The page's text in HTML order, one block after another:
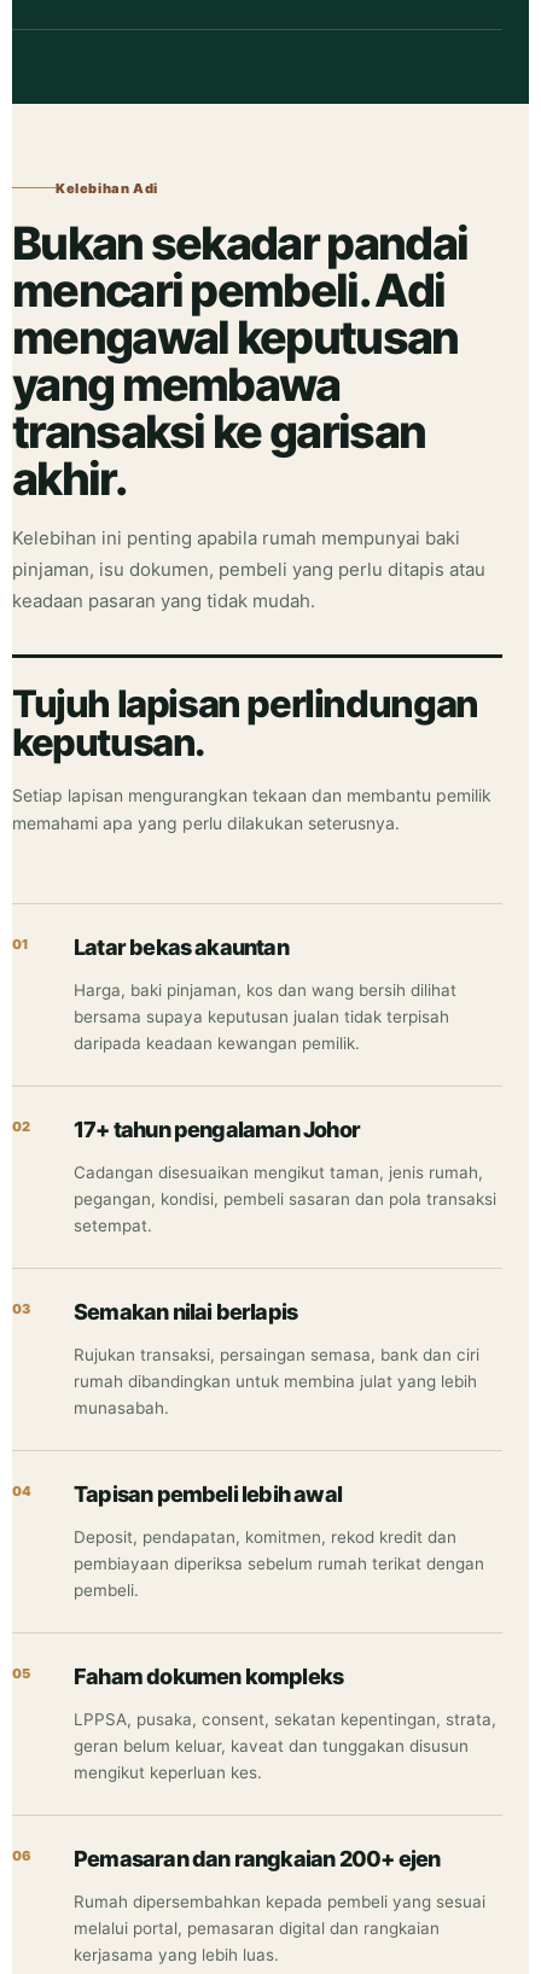
Kelebihan Adi
Bukan sekadar pandai
mencari pembeli. Adi
mengawal keputusan
yang membawa
transaksi ke garisan
akhir.
Kelebihan ini penting apabila rumah mempunyai baki
pinjaman, isu dokumen, pembeli yang perlu ditapis atau
keadaan pasaran yang tidak mudah.
Tujuh lapisan perlindungan
keputusan.
Setiap lapisan mengurangkan tekaan dan membantu pemilik
memahami apa yang perlu dilakukan seterusnya.
01 Latar bekas akauntan
Harga, baki pinjaman, kos dan wang bersih dilihat
bersama supaya keputusan jualan tidak terpisah
daripada keadaan kewangan pemilik.
02 17+ tahun pengalaman Johor
Cadangan disesuaikan mengikut taman, jenis rumah,
pegangan, kondisi, pembeli sasaran dan pola transaksi
setempat.
03 Semakan nilai berlapis
Rujukan transaksi, persaingan semasa, bank dan ciri
rumah dibandingkan untuk membina julat yang lebih
munasabah.
04 Tapisan pembeli lebih awal
Deposit, pendapatan, komitmen, rekod kredit dan
pembiayaan diperiksa sebelum rumah terikat dengan
pembeli.
05 Faham dokumen kompleks
LPPSA, pusaka, consent, sekatan kepentingan, strata,
geran belum keluar, kaveat dan tunggakan disusun
mengikut keperluan kes.
06 Pemasaran dan rangkaian 200+ ejen
Rumah dipersembahkan kepada pembeli yang sesuai
melalui portal, pemasaran digital dan rangkaian
kerjasama yang lebih luas.